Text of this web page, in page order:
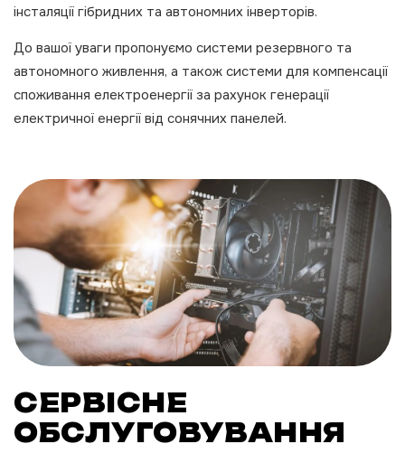
інсталяції гібридних та автономних інверторів.
До вашої уваги пропонуємо системи резервного та
автономного живлення, а також системи для компенсації
споживання електроенергії за рахунок генерації
електричної енергії від сонячних панелей.
СЕРВІСНЕ
ОБСЛУГОВУВАННЯ